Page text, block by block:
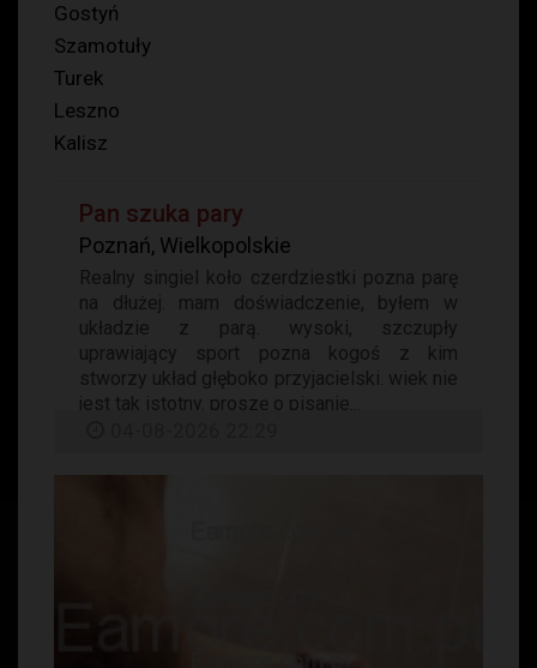
Gostyń
Szamotuły
Turek
Leszno
Kalisz
Pan szuka pary
Poznań, Wielkopolskie
Realny singiel koło czerdziestki pozna parę
na dłużej. mam doświadczenie, byłem w
układzie z parą. wysoki, szczupły
uprawiający sport pozna kogoś z kim
stworzy układ głęboko przyjacielski. wiek nie
jest tak istotny. proszę o pisanie...